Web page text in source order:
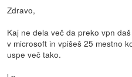
Zdravo,
Kaj ne dela več da preko vpn
v microsoft in vpišeš 25 mestno
uspe več tako.